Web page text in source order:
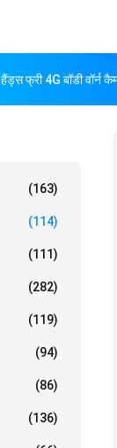
हैंड्स फ्री 4G बॉडी वॉर्न
(163)
(114)
(111)
(282)
(119)
(94)
(86)
(136)